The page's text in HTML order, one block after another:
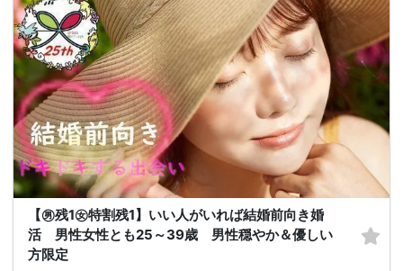
【㊚残1㊛特割残1】いい人がいれば結婚前向き婚
活 男性女性とも25～39歳 男性穏やか＆優しい
方限定